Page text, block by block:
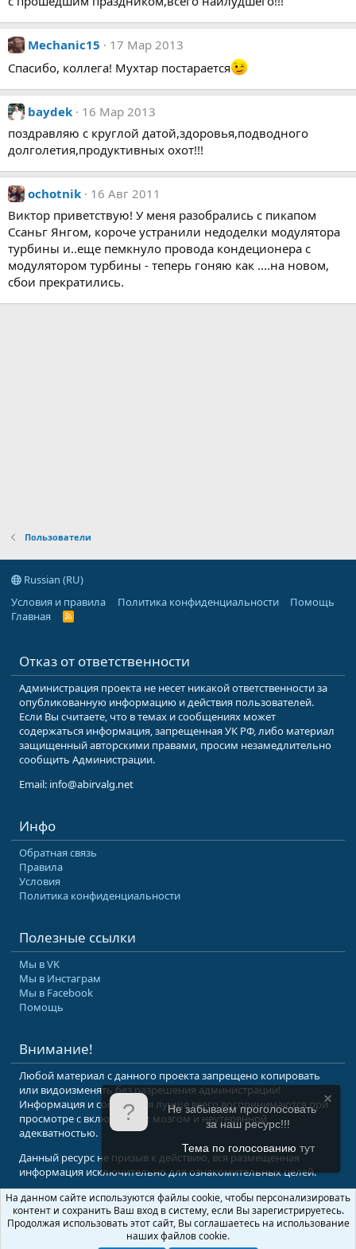
Mechanic15
17 Мар 2013
Спасибо, коллега! Мухтар постарается
baydek
16 Мар 2013
поздравляю с круглой датой,здоровья,подводного
долголетия,продуктивных охот!!!
ochotnik
16 Авг 2011
Виктор приветствую! У меня разобрались с пикапом
Ссаньг Янгом, короче устранили недоделки модулятора
турбины и..еще пемкнуло провода кондеционера с
модулятором турбины - теперь гоняю как ....на новом,
сбои прекратились.
Пользователи
Russian (RU)
Условия и правила
Политика конфиденциальности
Помощь
Главная
R
Отказ от ответственности
Администрация проекта не несет никакой ответственности за
опубликованную информацию и действия пользователей.
Если Вы считаете, что в темах и сообщениях может
содержаться информация, запрещенная УК РФ, либо материал
защищенный авторскими правами, просим незамедлительно
сообщить Администрации.
Email: info@abirvalg.net
Инфо
Обратная связь
Правила
Условия
Политика конфиденциальности
Полезные ссылки
Мы в VK
Мы в Инстаграм
Мы в Facebook
Помощь
Внимание!
Любой материал с данного проекта запрещено копировать
или видоизменять без разрешения администрации!
Информация и сообщения лучше всего воспринимаются при
просмотре с включенным мозгом и неутерянной
адекватностью.
Данный ресурс не призыв к действию, вся размещенная
информация исключительно для ознакомительных целей.
© 2008-2026 Форум Абырвалг.нет - подводная охота, дайвинг, туризм
Перевод: XenForo.Info
Не забываем проголосовать
за наш ресурс!!!
Тема по голосованию тут
На данном сайте используются файлы cookie, чтобы персонализировать
контент и сохранить Ваш вход в систему, если Вы зарегистрируетесь.
Продолжая использовать этот сайт, Вы соглашаетесь на использование
наших файлов cookie.